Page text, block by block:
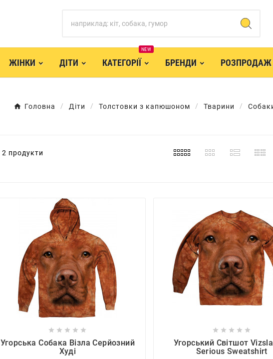
ЖІНКИ ДІТИ КАТЕГОРІЇ
NEW
БРЕНДИ РОЗПРОДАЖ
Головна Діти Толстовки з капюшоном Тварини
2 продукти
    
Угорська Собака Візла Серйозний
Худі
    
Угорський Світшот
Serious Sweatshirt